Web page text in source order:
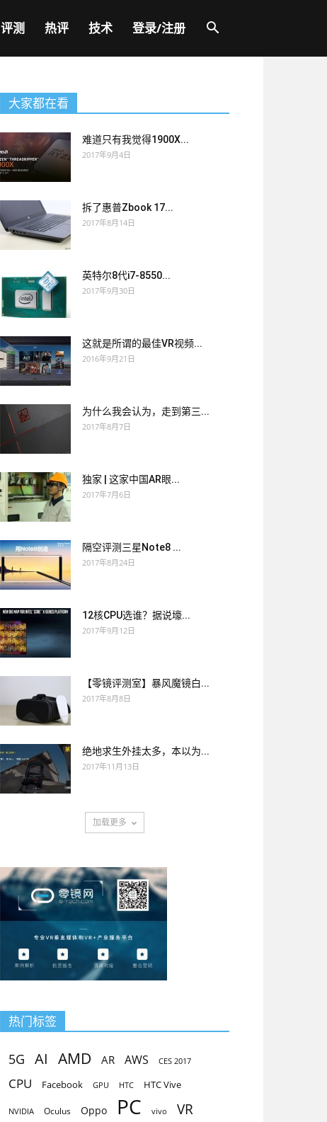
评测 热评 技术 登录/注册
大家都在看
难道只有我觉得1900X...
2017年9月4日
拆了惠普Zbook 17...
2017年8月14日
英特尔8代i7-8550...
2017年9月30日
这就是所谓的最佳VR视频...
2016年9月21日
为什么我会认为，走到第三...
2017年8月7日
独家 | 这家中国AR眼...
2017年7月6日
隔空评测三星Note8 ...
2017年8月24日
12核CPU选谁？据说壕...
2017年9月12日
【零镜评测室】暴风魔镜白...
2017年8月8日
绝地求生外挂太多，本以为...
2017年11月13日
加载更多
热门标签
5G AI AMD AR AWS CES 2017
CPU Facebook GPU HTC HTC Vive
NVIDIA Oculus Oppo PC vivo VR